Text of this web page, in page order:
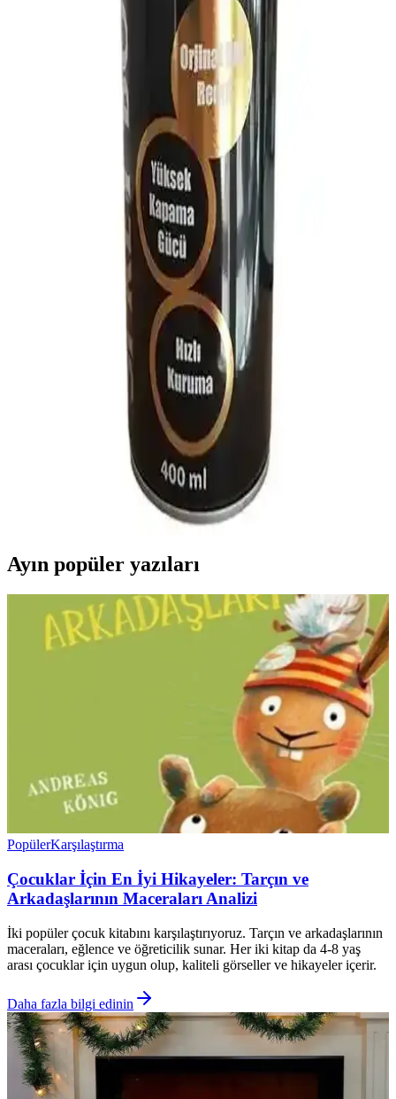
Marshall Hammerite Direkt Pas Üstü Pürüzsüz
Metal Boyası Sprey Beyaz 400 ml ile Polisan Akrilik
Sprey Boya Parlak Beyaz RAL 9016 Karşılaştırması
Marshall Hammerite Direkt Pas Üstü ile Polisan Akrilik Sprey Boya
Parlak Beyaz RAL 9016 ürünleri kapatıcılık, dayanıklılık, yüzey
uyumu ve uygulama kolaylığı açısından karşılaştırılır; kullanıcı geri
bildirimleri eşliğinde tarafsız sonuçlar sunulur.
Selsil Rainbow Colors Buzdolabı Beyazı 400 ml ile
Südor Bordo Sprey Boya Karşılaştırması
Bu karşılaştırmada Selsil Rainbow Colors Buzdolabı Beyazı 400 ml
ile Südor Bordo Sprey Boya 200 ml ürünleri hacim, renk, yüzey
uyumu ve kullanım kolaylığı açısından incelenerek hangi projede
daha uygun olduğuna veri odaklı bakış sunar.
Plus Proline ve Polisan Akrilik Sprey Boya
Karşılaştırması Hangi Ürün Daha Uygun
Plus Proline ve Polisan akrilik sprey boyanın kullanım alanları,
özellikleri ve kullanıcı yorumlarıyla karşılaştırmasını içeren detaylı
rehber, doğru seçimi yapmanıza yardımcı olur.
Ekin Sprey Boya ile Polisan Akrilik Sprey Boya
Karşılaştırması ve Kullanım İpuçları
Ekin Sprey Boya ve Polisan Akrilik Sprey Boya arasındaki farkları,
kullanım alanlarını ve kullanıcı yorumlarını inceleyerek en uygun
seçimi yapmanıza yardımcı oluyoruz.
Ayın popüler yazıları
PopülerKarşılaştırma
Çocuklar İçin En İyi Hikayeler: Tarçın ve
Arkadaşlarının Maceraları Analizi
İki popüler çocuk kitabını karşılaştırıyoruz. Tarçın ve arkadaşlarının
maceraları, eğlence ve öğreticilik sunar. Her iki kitap da 4-8 yaş
arası çocuklar için uygun olup, kaliteli görseller ve hikayeler içerir.
Daha fazla bilgi edinin